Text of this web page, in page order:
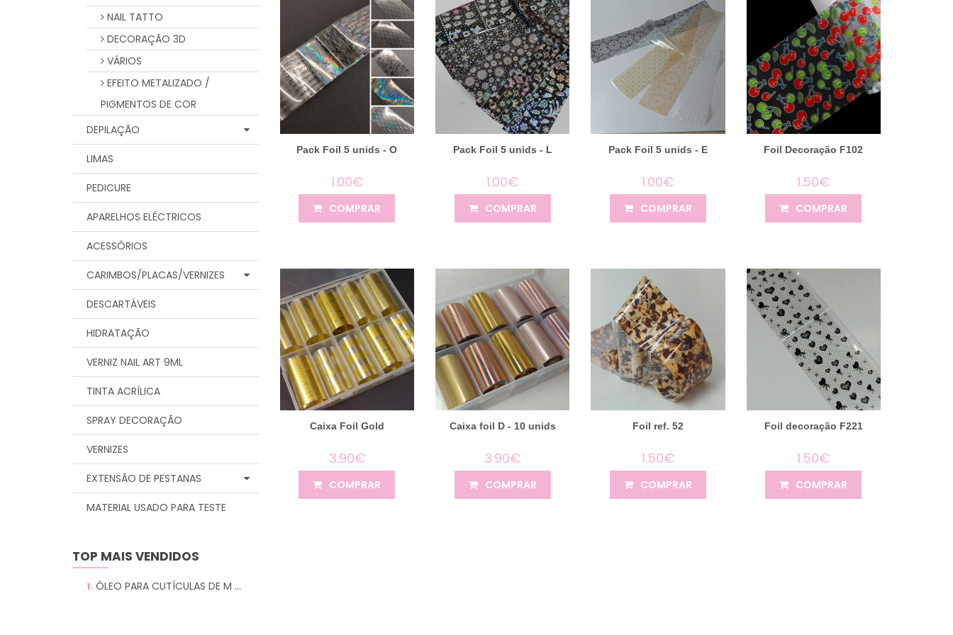
NAIL TATTO
DECORAÇÃO 3D
VÁRIOS
EFEITO METALIZADO /
PIGMENTOS DE COR
DEPILAÇÃO
LIMAS
PEDICURE
APARELHOS ELÉCTRICOS
ACESSÓRIOS
CARIMBOS/PLACAS/VERNIZES
DESCARTÁVEIS
HIDRATAÇÃO
VERNIZ NAIL ART 9ML
TINTA ACRÍLICA
SPRAY DECORAÇÃO
VERNIZES
EXTENSÃO DE PESTANAS
MATERIAL USADO PARA TESTE
TOP MAIS VENDIDOS
1. ÓLEO PARA CUTÍCULAS DE M ...
Pack Foil 5 unids - O
1.00€
COMPRAR
Pack Foil 5 unids - L
1.00€
COMPRAR
Pack Foil 5 unids - E
1.00€
COMPRAR
Foil Decoração F102
1.50€
COMPRAR
Caixa Foil Gold
3.90€
COMPRAR
Caixa foil D - 10 unids
3.90€
COMPRAR
Foil ref. 52
1.50€
COMPRAR
Foil decoração F221
1.50€
COMPRAR